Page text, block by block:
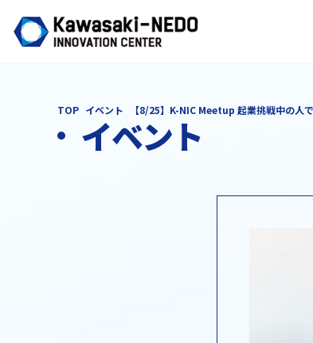
TOP イベント 【8/25】K-NIC Meetup 起業挑戦中の人
イベント